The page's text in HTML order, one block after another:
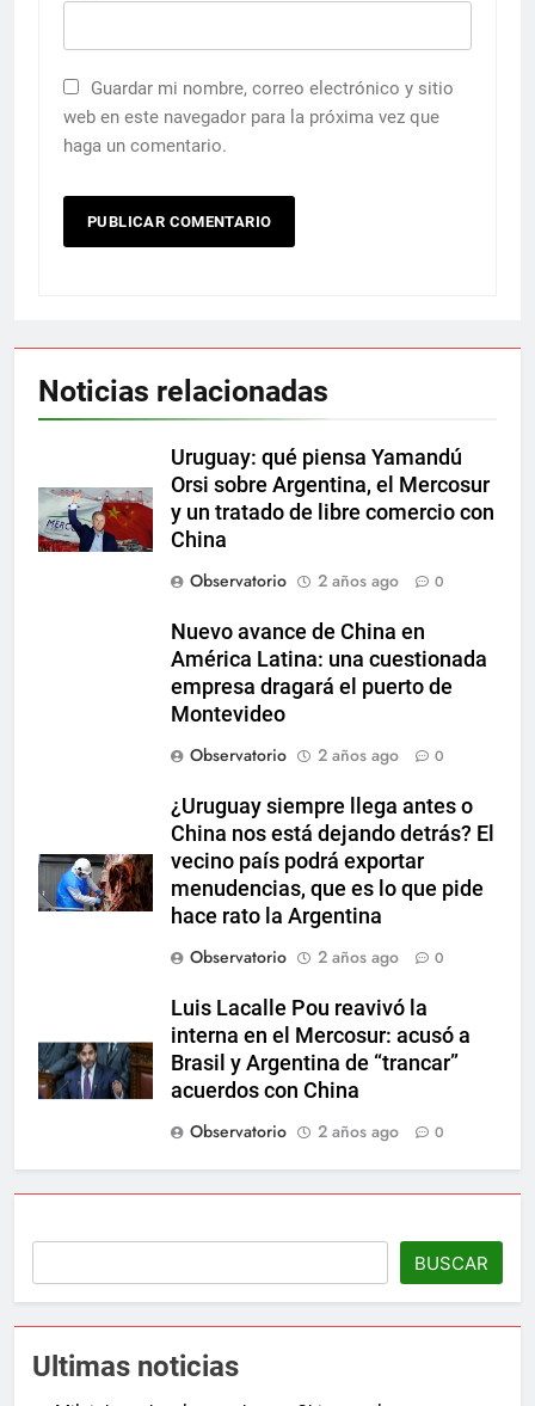
Guardar mi nombre, correo electrónico y sitio
web en este navegador para la próxima vez que
haga un comentario.
Noticias relacionadas
Uruguay: qué piensa Yamandú
Orsi sobre Argentina, el Mercosur
y un tratado de libre comercio con
China
Observatorio
2 años ago 0
Nuevo avance de China en
América Latina: una cuestionada
empresa dragará el puerto de
Montevideo
Observatorio
2 años ago 0
¿Uruguay siempre llega antes o
China nos está dejando detrás? El
vecino país podrá exportar
menudencias, que es lo que pide
hace rato la Argentina
Observatorio
2 años ago 0
Luis Lacalle Pou reavivó la
interna en el Mercosur: acusó a
Brasil y Argentina de “trancar”
acuerdos con China
Observatorio
2 años ago 0
BUSCAR
Ultimas noticias